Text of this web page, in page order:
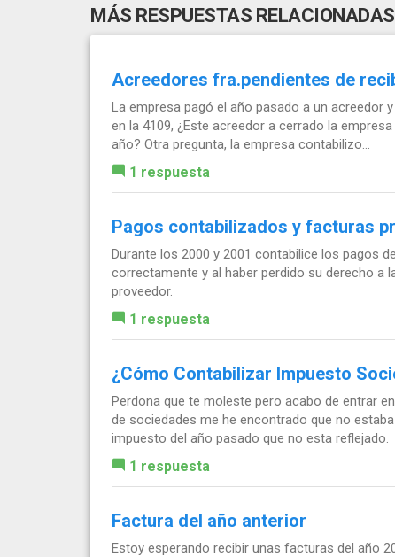
MÁS RESPUESTAS RELACIONADAS
Acreedores fra.pendientes de
La empresa pagó el año pasado a un
en la 4109, ¿Este acreedor a cerrado la
año? Otra pregunta, la empresa contabilizo...
1 respuesta
Pagos contabilizados y facturas
Durante los 2000 y 2001 contabilice los pagos
correctamente y al haber perdido su derecho a
proveedor.
1 respuesta
¿Cómo Contabilizar Impuesto
Perdona que te moleste pero acabo de entrar
de sociedades me he encontrado que no
impuesto del año pasado que no esta reflejado.
1 respuesta
Factura del año anterior
Estoy esperando recibir unas facturas del año